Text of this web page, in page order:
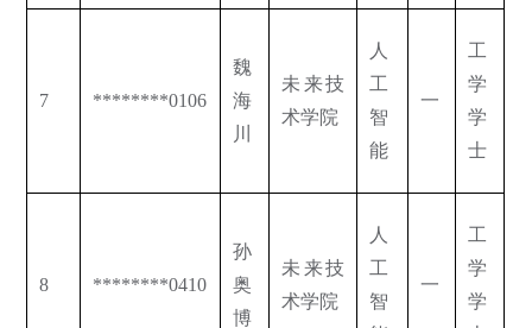
7 ********0106
魏
海
川
未来技
术学院
人
工
智
能
一
工
学
学
士
8 ********0410
孙
奥
博
未来技
术学院
人
工
智
一
工
学
学